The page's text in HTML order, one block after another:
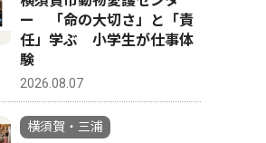
ー 「命の大切さ」と「責
任」学ぶ 小学生が仕事体
験
2026.08.07
横須賀・三浦